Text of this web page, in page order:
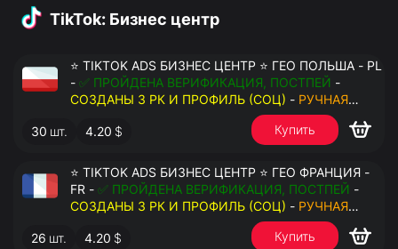
TikTok: Бизнес центр
⭐ TIKTOK ADS БИЗНЕС ЦЕНТР ⭐ ГЕО ПОЛЬША - PL
- ✅ ПРОЙДЕНА ВЕРИФИКАЦИЯ, ПОСТПЕЙ -
СОЗДАНЫ 3 РК И ПРОФИЛЬ (СОЦ) - РУЧНАЯ
- ДОСТУП К ПОЧТЕ - КУКИ - ВАТ
ЗАПОЛНЕН - ПЕРЕДАЧА В АНТИДЕТЕКТ
30 шт. 4.20 $ Купить
⭐ TIKTOK ADS БИЗНЕС ЦЕНТР ⭐ ГЕО ФРАНЦИЯ -
FR - ✅ ПРОЙДЕНА ВЕРИФИКАЦИЯ, ПОСТПЕЙ -
СОЗДАНЫ 3 РК И ПРОФИЛЬ (СОЦ) - РУЧНАЯ
- ДОСТУП К ПОЧТЕ - КУКИ - ВАТ
ЗАПОЛНЕН - ПЕРЕДАЧА В АНТИДЕТЕКТ
26 шт. 4.20 $ Купить